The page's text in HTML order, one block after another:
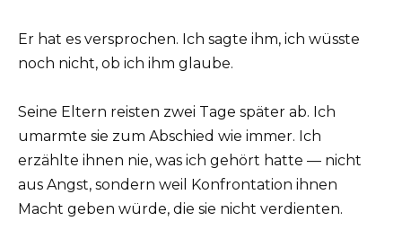
Er hat es versprochen. Ich sagte ihm, ich wüsste
noch nicht, ob ich ihm glaube.
Seine Eltern reisten zwei Tage später ab. Ich
umarmte sie zum Abschied wie immer. Ich
erzählte ihnen nie, was ich gehört hatte — nicht
aus Angst, sondern weil Konfrontation ihnen
Macht geben würde, die sie nicht verdienten.